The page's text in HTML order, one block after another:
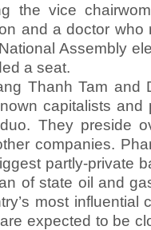
the vice
and a doctor
Assembly
a seat.
Thanh Tam and
capitalists and
They preside
companies.
partly-private
of state oil and
most influential
expected to be